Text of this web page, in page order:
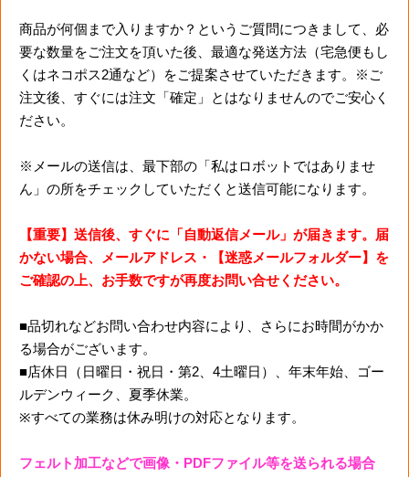
商品が何個まで入りますか？というご質問につきまして、必
要な数量をご注文を頂いた後、最適な発送方法（宅急便もし
くはネコポス2通など）をご提案させていただきます。※ご
注文後、すぐには注文「確定」とはなりませんのでご安心く
ださい。
※メールの送信は、最下部の「私はロボットではありませ
ん」の所をチェックしていただくと送信可能になります。
【重要】送信後、すぐに「自動返信メール」が届きます。届
かない場合、メールアドレス・【迷惑メールフォルダー】を
ご確認の上、お手数ですが再度お問い合せください。
■品切れなどお問い合わせ内容により、さらにお時間がかか
る場合がございます。
■店休日（日曜日・祝日・第2、4土曜日）、年末年始、ゴー
ルデンウィーク、夏季休業。
※すべての業務は休み明けの対応となります。
フェルト加工などで画像・PDFファイル等を送られる場合